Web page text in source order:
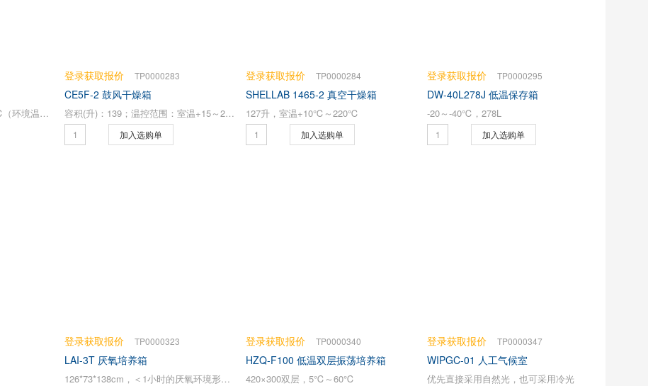
有效容积：333L 温度：-86℃（环境温度30℃）
登录获取报价 TP0000283
CE5F-2 鼓风干燥箱
容积(升)：139；温控范围：室温+15～225℃
加入选购单
登录获取报价 TP0000284
SHELLAB 1465-2 真空干燥箱
127升，室温+10℃～220℃
加入选购单
登录获取报价 TP0000295
DW-40L278J 低温保存箱
-20～-40℃，278L
加入选购单
登录获取报价 TP0000323
LAI-3T 厌氧培养箱
126*73*138cm，＜1小时的厌氧环境形成时间
登录获取报价 TP0000340
HZQ-F100 低温双层振荡培养箱
420×300双层，5℃～60℃
登录获取报价 TP0000347
WIPGC-01 人工气候室
优先直接采用自然光，也可采用冷光